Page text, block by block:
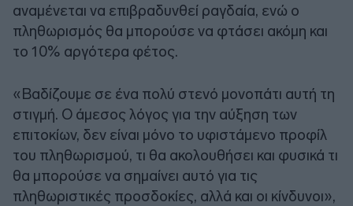
αναμένεται να επιβραδυνθεί ραγδαία, ενώ ο
πληθωρισμός θα μπορούσε να φτάσει ακόμη και
το 10% αργότερα φέτος.
«Βαδίζουμε σε ένα πολύ στενό μονοπάτι αυτή τη
στιγμή. Ο άμεσος λόγος για την αύξηση των
επιτοκίων, δεν είναι μόνο το υφιστάμενο προφίλ
του πληθωρισμού, τι θα ακολουθήσει και φυσικά τι
θα μπορούσε να σημαίνει αυτό για τις
πληθωριστικές προσδοκίες, αλλά και οι κίνδυνοι»,